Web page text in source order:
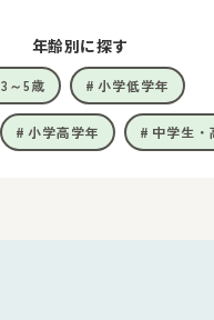
年齢別に探す
3～5歳 小学低学年
小学高学年 中学生・